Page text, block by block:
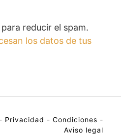
reducir el spam.
los datos de tus
- Privacidad - Condiciones -
Aviso legal